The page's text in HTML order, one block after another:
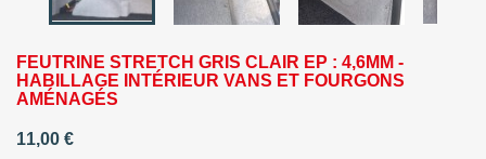
FEUTRINE STRETCH GRIS CLAIR EP : 4,6MM -
HABILLAGE INTÉRIEUR VANS ET FOURGONS
AMÉNAGÉS
11,00 €